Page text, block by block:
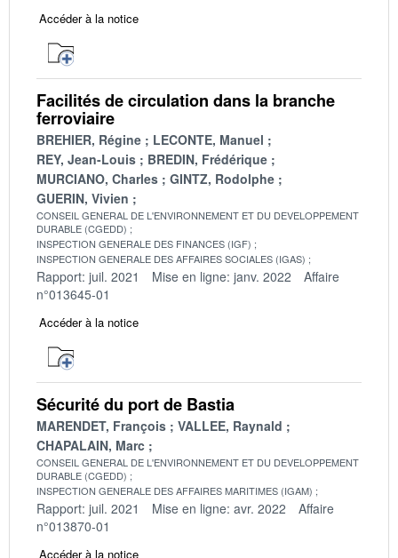
Accéder à la notice
Facilités de circulation dans la branche
ferroviaire
BREHIER, Régine
LECONTE, Manuel
REY, Jean-Louis
BREDIN, Frédérique
MURCIANO, Charles
GINTZ, Rodolphe
GUERIN, Vivien
CONSEIL GENERAL DE L'ENVIRONNEMENT ET DU DEVELOPPEMENT
DURABLE (CGEDD)
INSPECTION GENERALE DES FINANCES (IGF)
INSPECTION GENERALE DES AFFAIRES SOCIALES (IGAS)
Rapport: juil. 2021 Mise en ligne: janv. 2022
Affaire
n°013645-01
Accéder à la notice
Sécurité du port de Bastia
MARENDET, François
VALLEE, Raynald
CHAPALAIN, Marc
CONSEIL GENERAL DE L'ENVIRONNEMENT ET DU DEVELOPPEMENT
DURABLE (CGEDD)
INSPECTION GENERALE DES AFFAIRES MARITIMES (IGAM)
Rapport: juil. 2021 Mise en ligne: avr. 2022
Affaire
n°013870-01
Accéder à la notice